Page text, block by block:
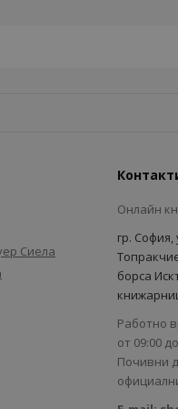
Сиела
Онлайн
гр. София,
борса
Работно
от 09:00
Почивни